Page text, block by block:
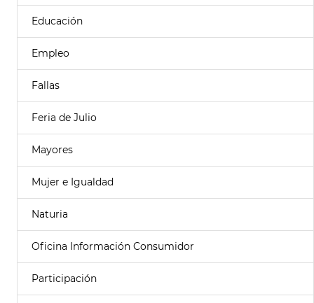
Educación
Empleo
Fallas
Feria de Julio
Mayores
Mujer e Igualdad
Naturia
Oficina Información Consumidor
Participación